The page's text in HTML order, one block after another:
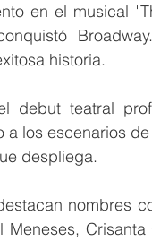
en el musical
historia.
debut teatral
a los escenarios
despliega.
nombres
Meneses,